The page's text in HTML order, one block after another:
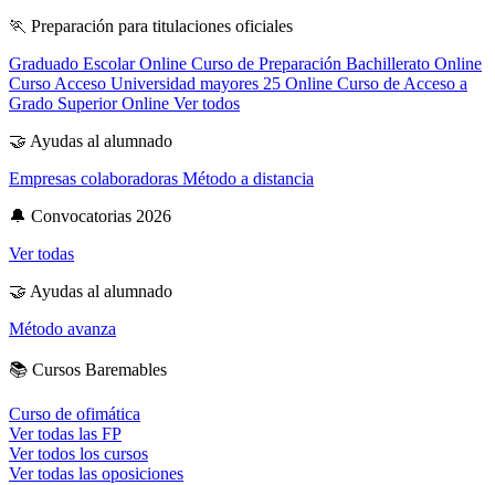
🏃 Preparación para titulaciones oficiales
Graduado Escolar Online Curso de Preparación Bachillerato Online
Curso Acceso Universidad mayores 25 Online Curso de Acceso a
Grado Superior Online Ver todos
🤝 Ayudas al alumnado
Empresas colaboradoras Método a distancia
🔔 Convocatorias 2026
Ver todas
🤝 Ayudas al alumnado
Método avanza
📚 Cursos Baremables
Curso de ofimática
Ver todas las FP
Ver todos los cursos
Ver todas las oposiciones